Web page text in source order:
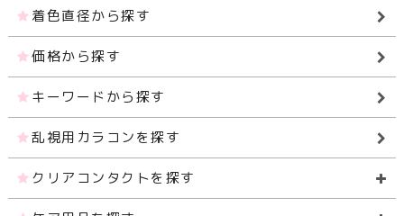
着色直径から探す
価格から探す
キーワードから探す
乱視用カラコンを探す
クリアコンタクトを探す